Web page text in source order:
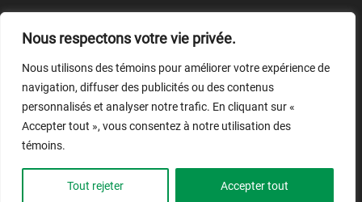
Nous respectons votre vie privée.
Nous utilisons des témoins pour améliorer votre expérience de
navigation, diffuser des publicités ou des contenus
personnalisés et analyser notre trafic. En cliquant sur «
Accepter tout », vous consentez à notre utilisation des
témoins.
Tout rejeter Accepter tout
Conditions d'utilisation
NOUS SUIVRE
© CSD Construction, 2026.